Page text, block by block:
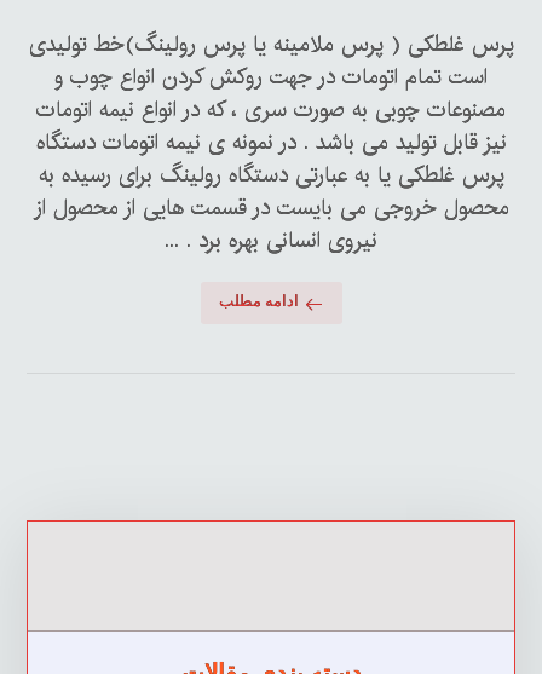
پرس غلطکی ( پرس ملامینه یا پرس رولینگ)خط تولیدی
است تمام اتومات در جهت روکش کردن انواع چوب و
مصنوعات چوبی به صورت سری ، که در انواع نیمه اتومات
نیز قابل تولید می باشد . در نمونه ی نیمه اتومات دستگاه
پرس غلطکی یا به عبارتی دستگاه رولینگ برای رسیده به
محصول خروجی می بایست در قسمت هایی از محصول از
نیروی انسانی بهره برد . ...
ادامه مطلب